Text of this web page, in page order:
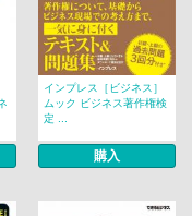
インプレス［ビジネス］
ムック ビジネス著作権検
定 ...
購入